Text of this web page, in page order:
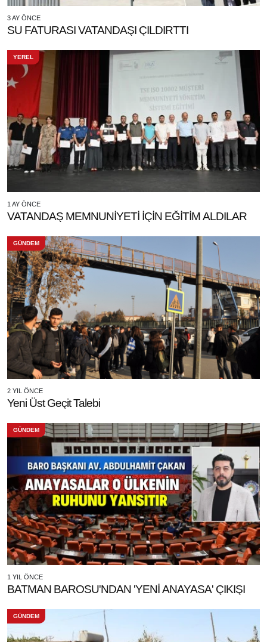
3 AY ÖNCE
SU FATURASI VATANDAŞI ÇILDIRTTI
YEREL
1 AY ÖNCE
VATANDAŞ MEMNUNİYETİ İÇİN EĞİTİM ALDILAR
GÜNDEM
2 YIL ÖNCE
Yeni Üst Geçit Talebi
GÜNDEM
1 YIL ÖNCE
BATMAN BAROSU'NDAN 'YENİ ANAYASA' ÇIKIŞI
GÜNDEM